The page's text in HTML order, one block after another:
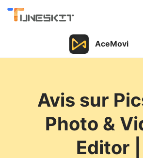
Produits
Support
Centre de
AceMovi
Support
Ressources
Avis sur
Photo &
Editor |